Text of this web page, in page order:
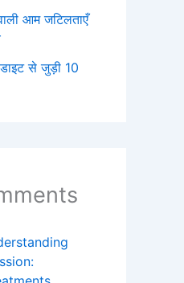
आम जटिलताएँ
से जुड़ी 10